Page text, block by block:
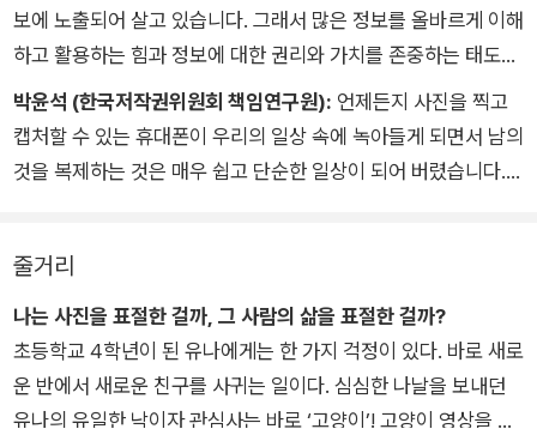
보에 노출되어 살고 있습니다. 그래서 많은 정보를 올바르게 이해
하고 활용하는 힘과 정보에 대한 권리와 가치를 존중하는 태도가
더욱 중요해지고 있지요.
《고양이가 필요해》는 고양이를 너무나 기르고 싶은 유나의 이야
기를 담고 있습니다. 유나는 우연히 고양이의 일상을 담은 한 블
거짓이 늘어나고, 그로 인한 마음속 짐 때문에 결국 친구들에게
책을 읽은 후 어린이들은 누군가의 글과 그림, 사진 정보를 쉽게
접하고 이용하는 것에는 반드시 책임감이 따른다는 것을 알게 됩
니다. 내가 쉽게 접근한 정보들은 누군가에게는 많은 시간을 들여
박윤석 (한국저작권위원회 책임연구원): 언제든지 사진을 찍고
캡처할 수 있는 휴대폰이 우리의 일상 속에 녹아들게 되면서 남의
것을 복제하는 것은 매우 쉽고 단순한 일상이 되어 버렸습니다.
린 유나에게는 마음의 짐이 되었지만 말입니다.
《고양이가 필요해》 속 사건을 겪으며 우리는 조금씩 표절과 오마
주의 차이를 알게 됩니다. 유나의 작품은 고흐의 작품을 공개적으
로 따라 한 ‘오마주’가 될 수 있지만, 도영이의 작품은 남의 것을
몰래 이용해 자신의 작품인 것처럼 만든 ‘표절’이라는 점에서 차
줄거리
나는 사진을 표절한 걸까, 그 사람의 삶을 표절한 걸까?
초등학교 4학년이 된 유나에게는 한 가지 걱정이 있다. 바로 새로
운 반에서 새로운 친구를 사귀는 일이다. 심심한 나날을 보내던
유나의 유일한 낙이자 관심사는 바로 ‘고양이’! 고양이 영상을 보